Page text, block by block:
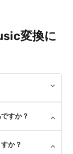
変換に
すか？
か？